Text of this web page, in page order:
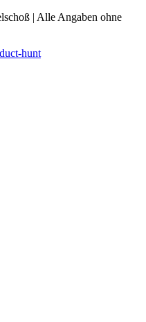
| Alle Angaben ohne
hunt